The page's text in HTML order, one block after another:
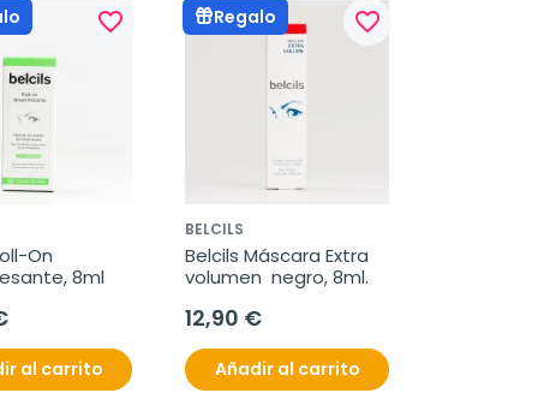
favorite_border
On
8ml
al carrito
Regalo favorite_border
BELCILS
Belcils Máscara Extra
volumen  negro, 8ml.
12,90 €
Añadir al carrito